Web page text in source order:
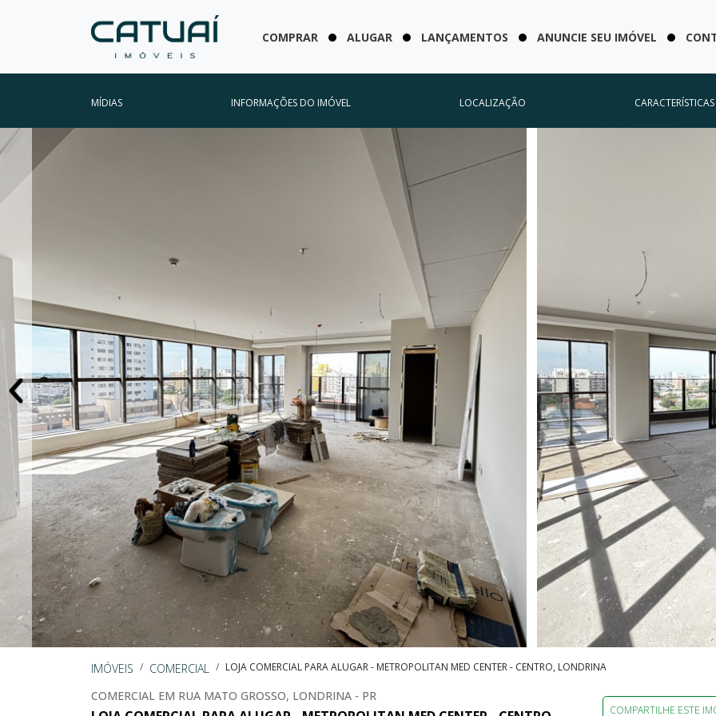
COMPRAR ALUGAR LANÇAMENTOS ANUNCIE SEU IMÓVEL
MÍDIAS INFORMAÇÕES DO IMÓVEL LOCALIZAÇÃO
IMÓVEIS COMERCIAL LOJA COMERCIAL PARA ALUGAR - METROPOLITAN MED CENTER - CENTRO, LONDRINA
COMERCIAL EM RUA MATO GROSSO, LONDRINA - PR
COMPARTILHE ESTE